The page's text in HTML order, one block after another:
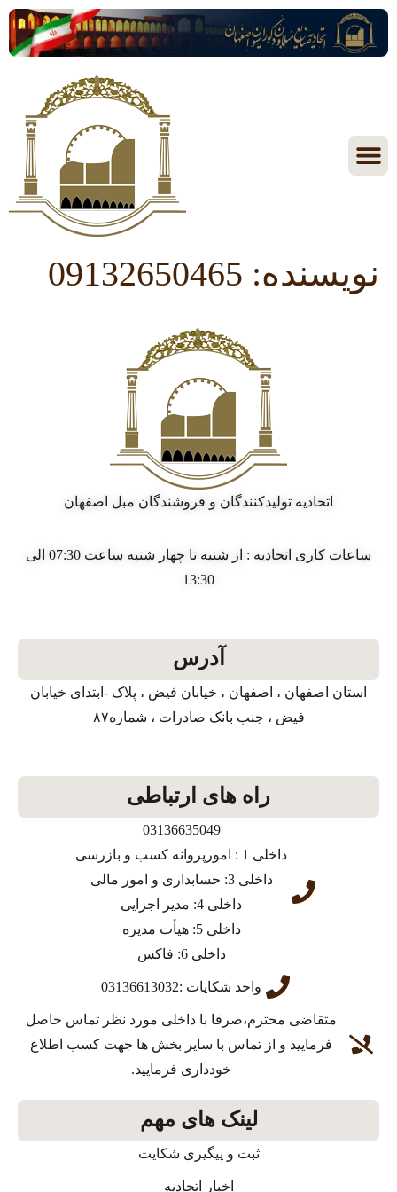
نویسنده: 09132650465
اتحادیه تولیدکنندگان و فروشندگان مبل اصفهان
ساعات کاری اتحادیه : از شنبه تا چهار شنبه ساعت 07:30 الی
13:30
آدرس
استان اصفهان ، اصفهان ، خیابان فیض ، پلاک -ابتدای خیابان
فیض ، جنب بانک صادرات ، شماره۸۷
راه های ارتباطی
03136635049
داخلی 1 : امورپروانه کسب و بازرسی
داخلی 3: حسابداری و امور مالی
داخلی 4: مدیر اجرایی
داخلی 5: هیأت مدیره
داخلی 6: فاکس
واحد شکایات :03136613032
متقاضی محترم،صرفا با داخلی مورد نظر تماس حاصل
فرمایید و از تماس با سایر بخش ها جهت کسب اطلاع
خودداری فرمایید.
لینک های مهم
ثبت و پیگیری شکایت
اخبار اتحادیه